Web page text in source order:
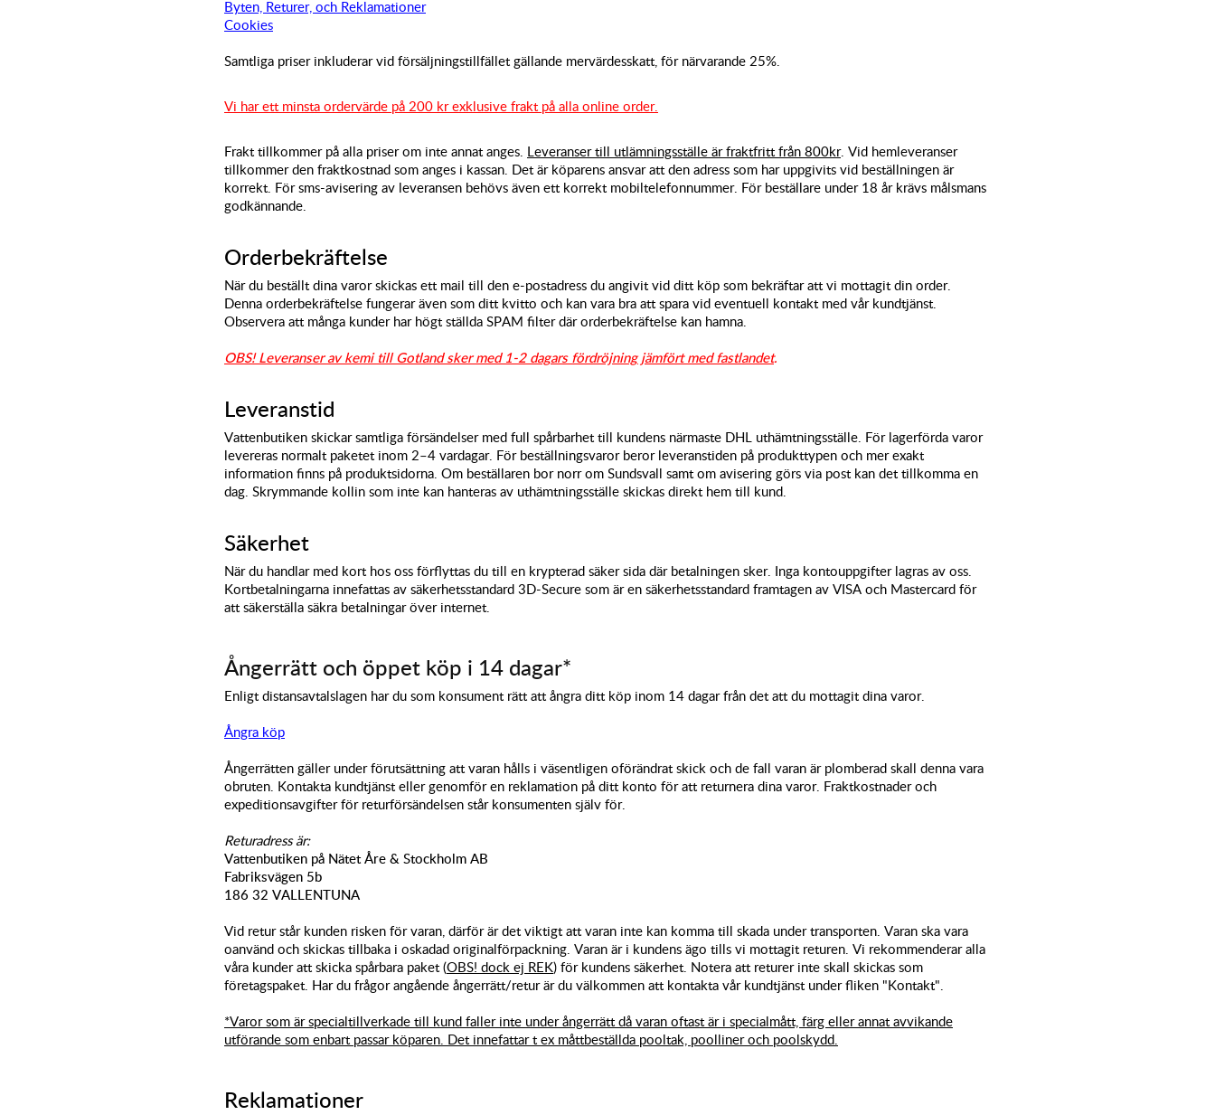
Byten, Returer, och Reklamationer
Cookies
Samtliga priser inkluderar vid försäljningstillfället gällande mervärdesskatt, för närvarande 25%.
Vi har ett minsta ordervärde på 200 kr exklusive frakt på alla online order.
Frakt tillkommer på alla priser om inte annat anges. Leveranser till utlämningsställe är fraktfritt från 800kr. Vid hemleveranser
tillkommer den fraktkostnad som anges i kassan. Det är köparens ansvar att den adress som har uppgivits vid beställningen är
korrekt. För sms-avisering av leveransen behövs även ett korrekt mobiltelefonnummer. För beställare under 18 år krävs målsmans
godkännande.
Orderbekräftelse
När du beställt dina varor skickas ett mail till den e-postadress du angivit vid ditt köp som bekräftar att vi mottagit din order.
Denna orderbekräftelse fungerar även som ditt kvitto och kan vara bra att spara vid eventuell kontakt med vår kundtjänst.
Observera att många kunder har högt ställda SPAM filter där orderbekräftelse kan hamna.
OBS! Leveranser av kemi till Gotland sker med 1-2 dagars fördröjning jämfört med fastlandet.
Leveranstid
Vattenbutiken skickar samtliga försändelser med full spårbarhet till kundens närmaste DHL uthämtningsställe. För lagerförda varor
levereras normalt paketet inom 2–4 vardagar. För beställningsvaror beror leveranstiden på produkttypen och mer exakt
information finns på produktsidorna. Om beställaren bor norr om Sundsvall samt om avisering görs via post kan det tillkomma en
dag. Skrymmande kollin som inte kan hanteras av uthämtningsställe skickas direkt hem till kund.
Säkerhet
När du handlar med kort hos oss förflyttas du till en krypterad säker sida där betalningen sker. Inga kontouppgifter lagras av oss.
Kortbetalningarna innefattas av säkerhetsstandard 3D-Secure som är en säkerhetsstandard framtagen av VISA och Mastercard för
att säkerställa säkra betalningar över internet.
Ångerrätt och öppet köp i 14 dagar*
Enligt distansavtalslagen har du som konsument rätt att ångra ditt köp inom 14 dagar från det att du mottagit dina varor.
Ångra köp
Ångerrätten gäller under förutsättning att varan hålls i väsentligen oförändrat skick och de fall varan är plomberad skall denna vara
obruten. Kontakta kundtjänst eller genomför en reklamation på ditt konto för att returnera dina varor. Fraktkostnader och
expeditionsavgifter för returförsändelsen står konsumenten själv för.
Returadress är:
Vattenbutiken på Nätet Åre & Stockholm AB
Fabriksvägen 5b
186 32 VALLENTUNA
Vid retur står kunden risken för varan, därför är det viktigt att varan inte kan komma till skada under transporten. Varan ska vara
oanvänd och skickas tillbaka i oskadad originalförpackning. Varan är i kundens ägo tills vi mottagit returen. Vi rekommenderar alla
våra kunder att skicka spårbara paket (OBS! dock ej REK) för kundens säkerhet. Notera att returer inte skall skickas som
företagspaket. Har du frågor angående ångerrätt/retur är du välkommen att kontakta vår kundtjänst under fliken "Kontakt".
*Varor som är specialtillverkade till kund faller inte under ångerrätt då varan oftast är i specialmått, färg eller annat avvikande
utförande som enbart passar köparen. Det innefattar t ex måttbeställda pooltak, poolliner och poolskydd.
Reklamationer